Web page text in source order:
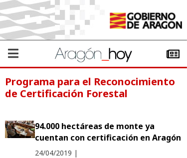
Programa para el Reconocimiento
de Certificación Forestal
94.000 hectáreas de monte ya
cuentan con certificación en Aragón
24/04/2019 |